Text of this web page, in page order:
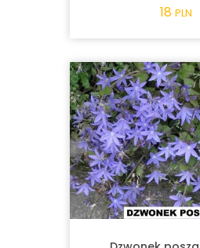
18 PLN